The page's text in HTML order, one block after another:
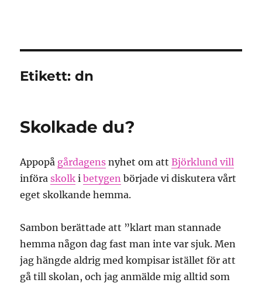
Etikett:dn
Skolkade du?
Appopå gårdagens nyhet om attBjörklund vill
införaskolk ibetygen började vi diskutera vårt
eget skolkande hemma.
Sambon berättade att ”klart man stannade
hemma någon dag fast man inte var sjuk. Men
jag hängde aldrig med kompisar istället för att
gå till skolan, och jag anmälde mig alltid som